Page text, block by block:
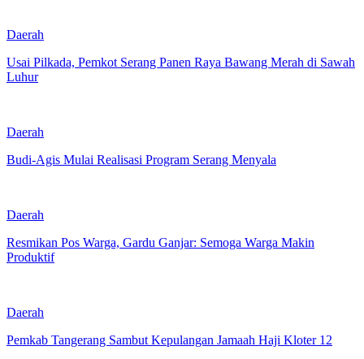
Daerah
Usai Pilkada, Pemkot Serang Panen Raya Bawang Merah di Sawah
Luhur
Daerah
Budi-Agis Mulai Realisasi Program Serang Menyala
Daerah
Resmikan Pos Warga, Gardu Ganjar: Semoga Warga Makin
Produktif
Daerah
Pemkab Tangerang Sambut Kepulangan Jamaah Haji Kloter 12